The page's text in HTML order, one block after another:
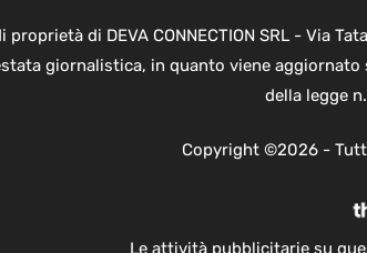
di DEVA CONNECTION SRL - Via
giornalistica, in quanto viene
della legge
Copyright ©2026 -
Le attività pubblicitarie su